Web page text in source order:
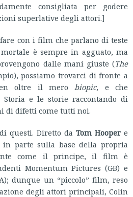
consigliata per godere
superlative degli attori.]
con i film che parlano di teste
è sempre in agguato, ma
dalle mani giuste (The
possiamo trovarci di fronte a
oltre il merobiopic, e che
e le storie raccontando di
di difetti come tutti noi.
questi. Diretto da Tom Hoopere
in parte sulla base della propria
come il principe, il film è
Momentum Pictures (GB) e
dunque un “piccolo” film, reso
degli attori principali, Colin